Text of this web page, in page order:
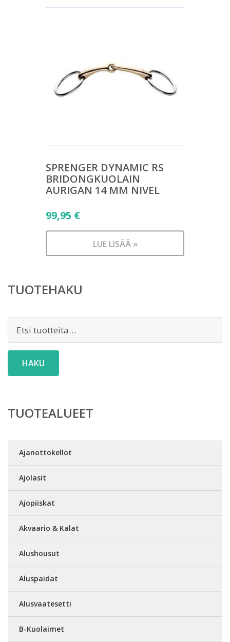
SPRENGER DYNAMIC RS
BRIDONGKUOLAIN
AURIGAN 14 MM NIVEL
99,95 €
LUE LISÄÄ »
TUOTEHAKU
HAKU
TUOTEALUEET
Ajanottokellot
Ajolasit
Ajopiiskat
Akvaario & Kalat
Alushousut
Aluspaidat
Alusvaatesetti
B-Kuolaimet